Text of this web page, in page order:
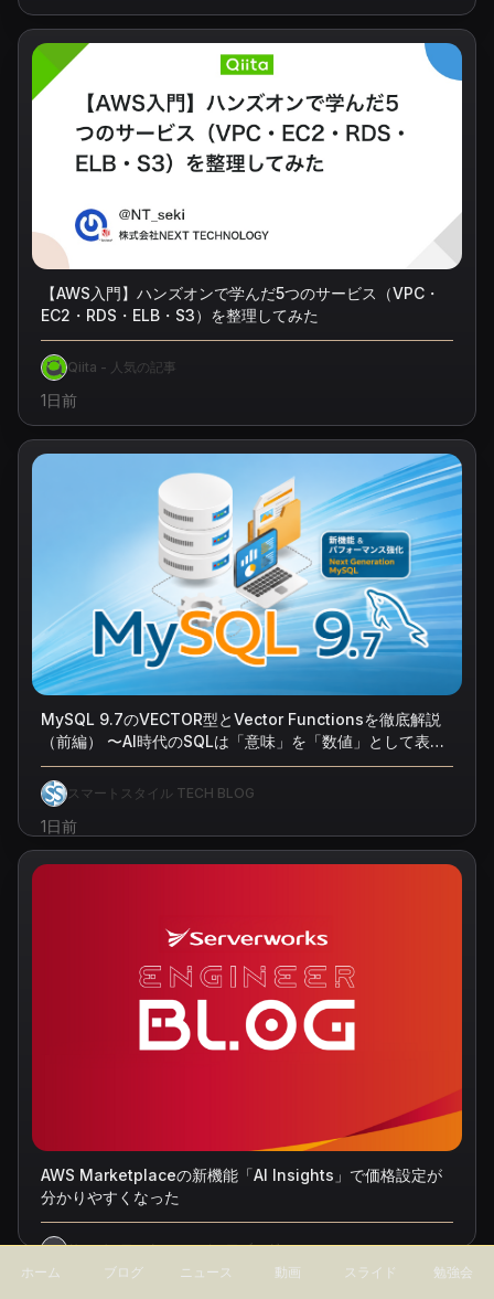
【AWS入門】ハンズオンで学んだ5つのサービス（VPC・
EC2・RDS・ELB・S3）を整理してみた
Qiita - 人気の記事
1日前
MySQL 9.7のVECTOR型とVector Functionsを徹底解説
（前編） 〜AI時代のSQLは「意味」を「数値」として表現
する〜
スマートスタイル TECH BLOG
1日前
AWS Marketplaceの新機能「AI Insights」で価格設定が
分かりやすくなった
サーバーワークスエンジニアブログ
1日前
ホーム ブログ ニュース 動画 スライド 勉強会